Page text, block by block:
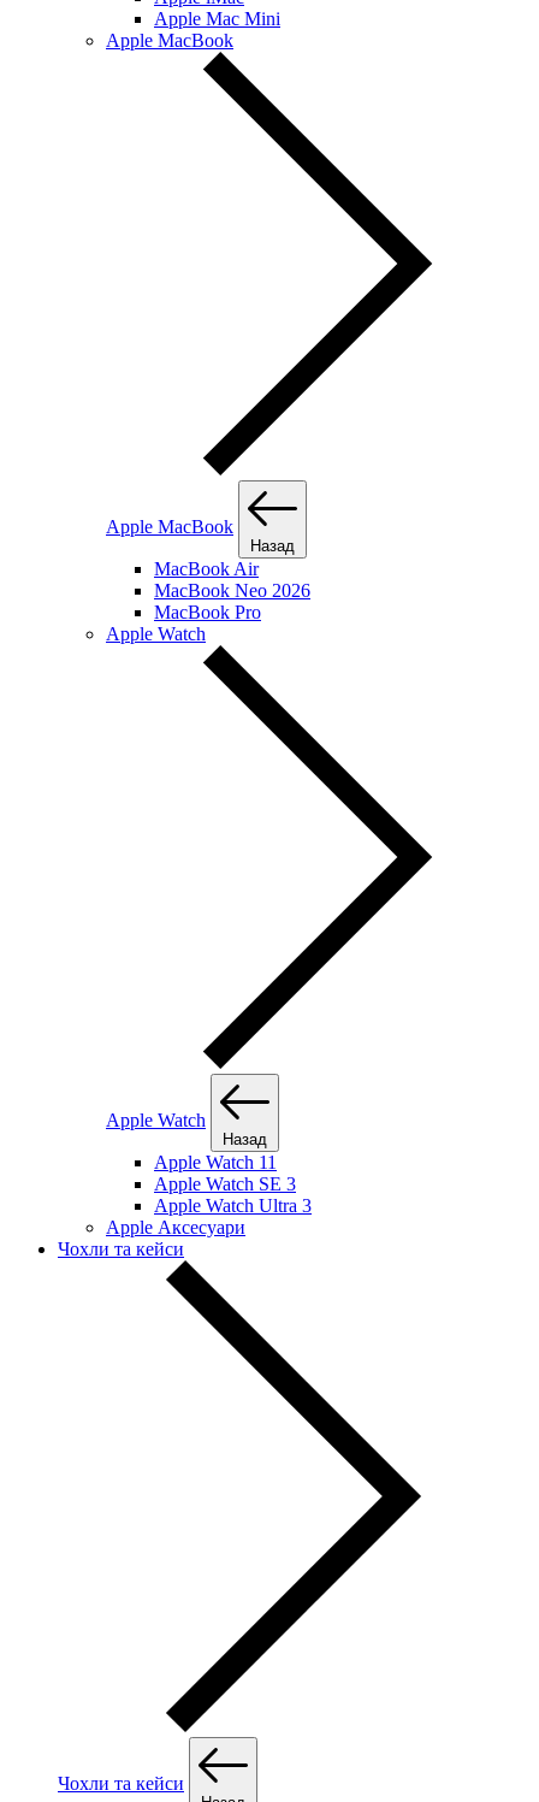
Apple Mac Mini
Apple MacBook
Apple MacBook
Назад
MacBook Air
MacBook Neo 2026
MacBook Pro
Apple Watch
Apple Watch
Назад
Apple Watch 11
Apple Watch SE 3
Apple Watch Ultra 3
Apple Аксесуари
Чохли та кейси
Чохли та кейси